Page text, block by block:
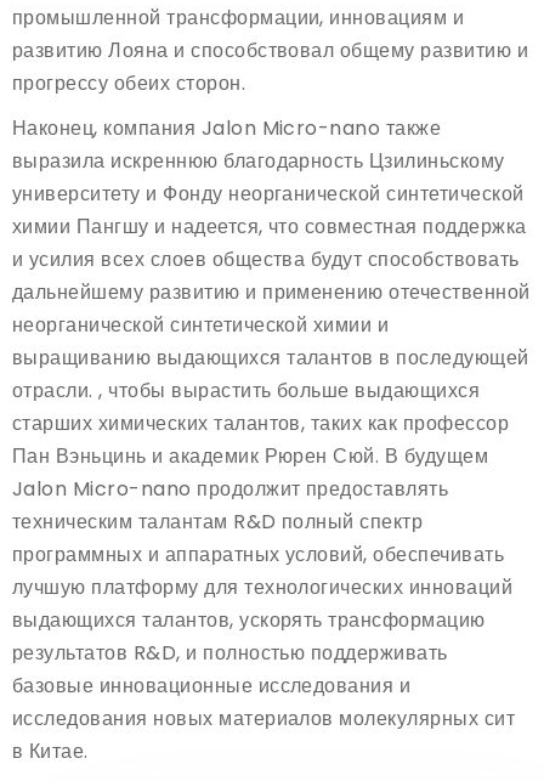
промышленной трансформации, инновациям и
развитию Лояна и способствовал общему развитию и
прогрессу обеих сторон.
Наконец, компания Jalon Micro-nano также
выразила искреннюю благодарность Цзилиньскому
университету и Фонду неорганической синтетической
химии Пангшу и надеется, что совместная поддержка
и усилия всех слоев общества будут способствовать
дальнейшему развитию и применению отечественной
неорганической синтетической химии и
выращиванию выдающихся талантов в последующей
отрасли. , чтобы вырастить больше выдающихся
старших химических талантов, таких как профессор
Пан Вэньцинь и академик Рюрен Сюй. В будущем
Jalon Micro-nano продолжит предоставлять
техническим талантам R&D полный спектр
программных и аппаратных условий, обеспечивать
лучшую платформу для технологических инноваций
выдающихся талантов, ускорять трансформацию
результатов R&D, и полностью поддерживать
базовые инновационные исследования и
исследования новых материалов молекулярных сит
в Китае.